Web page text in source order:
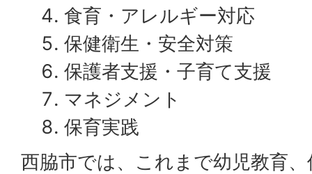
食育・アレルギー対応
保健衛生・安全対策
保護者支援・子育て支援
マネジメント
保育実践
西脇市では、これまで幼児教育